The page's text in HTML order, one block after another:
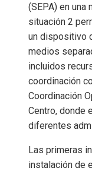
(SEPA) en una
situación 2
un dispositivo
medios
incluidos
coordinación
Coordinación
Centro, donde
diferentes
Las primeras
instalación de